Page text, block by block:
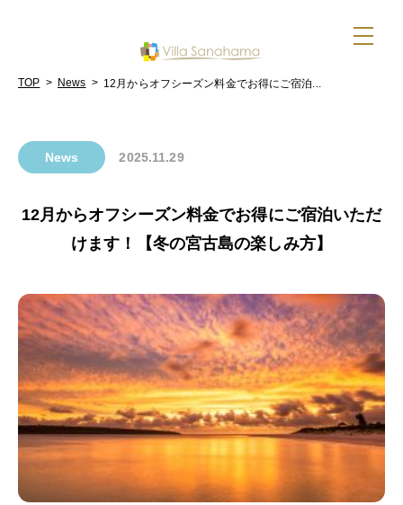
TOP > News > 12月からオフシーズン料金でお得にご宿泊...
News 2025.11.29
12月からオフシーズン料金でお得にご宿泊いただ
けます！【冬の宮古島の楽しみ方】